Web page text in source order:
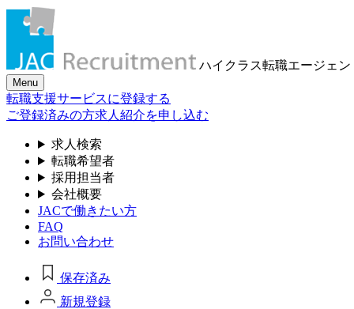
ハイクラス転職エージェン
Menu
転職支援サービスに登録する
ご登録済みの方求人紹介を申し込む
求人検索
転職希望者
採用担当者
会社概要
JACで働きたい方
FAQ
お問い合わせ
保存済み
新規登録